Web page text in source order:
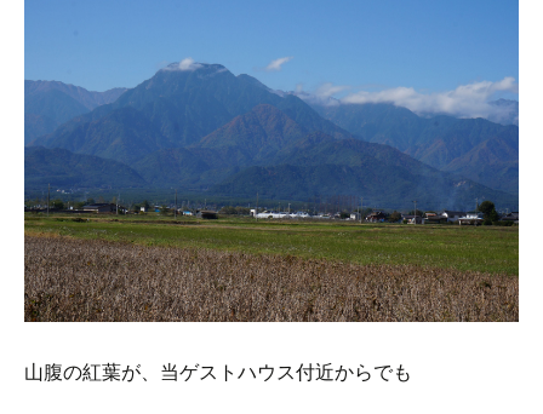
山腹の紅葉が、当ゲストハウス付近からでも